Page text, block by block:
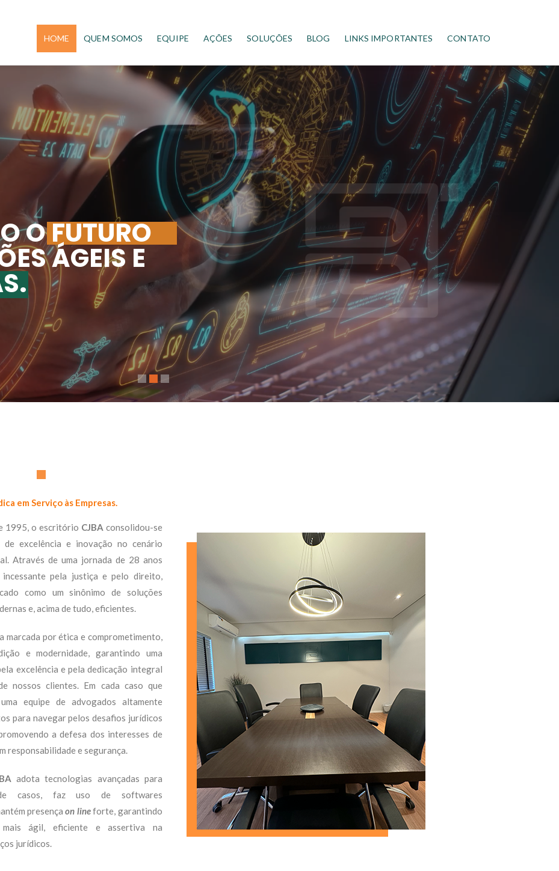
HOME QUEM SOMOS EQUIPE AÇÕES SOLUÇÕES BLOG LINKS IMPORTANTES CONTATO
O FUTURO
ÁGEIS E
em Serviço às Empresas.
1995, o escritório CJBA consolidou-se
de excelência e inovação no cenário
Através de uma jornada de 28 anos
incessante pela justiça e pelo direito,
como um sinônimo de soluções
e, acima de tudo, eficientes.
marcada por ética e comprometimento,
e modernidade, garantindo uma
excelência e pela dedicação integral
nossos clientes. Em cada caso que
equipe de advogados altamente
para navegar pelos desafios jurídicos
a defesa dos interesses de
responsabilidade e segurança.
adota tecnologias avançadas para
de casos, faz uso de softwares
presençaon lineforte, garantindo
mais ágil, eficiente e assertiva na
jurídicos.